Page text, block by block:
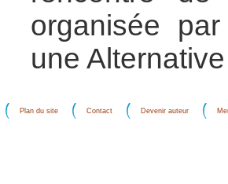
organisée
une
Plan du site Contact Devenir auteur